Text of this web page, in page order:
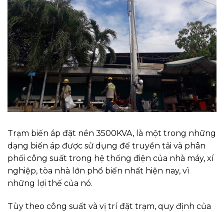
Trạm biến áp đặt nền 3500KVA, là một trong những
dạng biến áp được sử dụng đế truyền tải và phân
phối công suất trong hệ thống điện của nhà máy, xí
nghiệp, tòa nhà lớn phổ biến nhất hiện nay, vì
những lợi thế của nó.
Tùy theo công suất và vị trí đặt trạm, quy định của